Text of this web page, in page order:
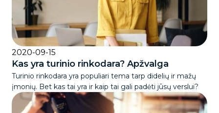
2020-09-15
Kas yra turinio rinkodara? Apžvalga
Turinio rinkodara yra populiari tema tarp didelių ir mažų
įmonių. Bet kas tai yra ir kaip tai gali padėti jūsų verslui?